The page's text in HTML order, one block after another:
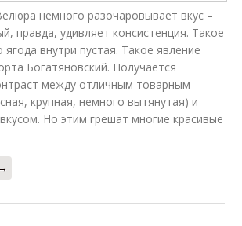
немного разочаровывает вкус –
правда, удивляет консистенция. Такое
ягода внутри пустая. Такое явление
Богатяновский. Получается
между отличным товарным
крупная, немного вытянутая) и
Но этим грешат многие красивые